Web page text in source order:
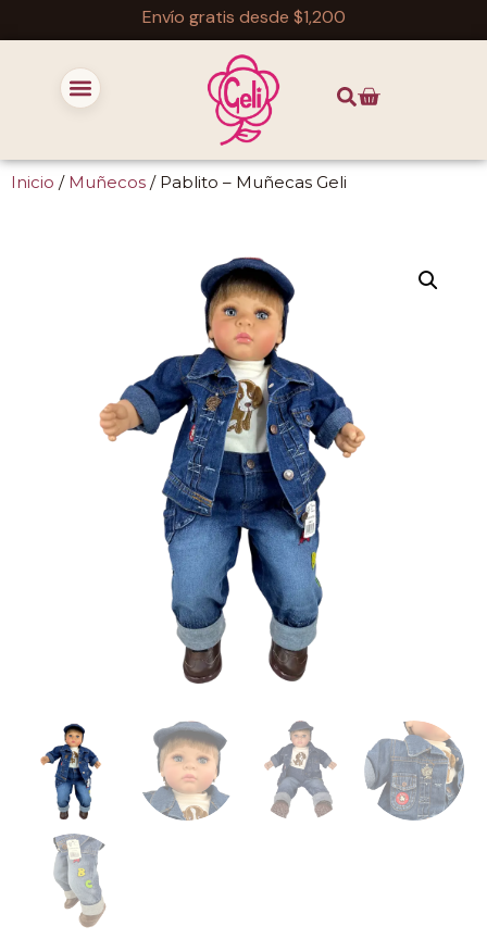
Envío gratis desde $1,200
Inicio / Muñecos / Pablito – Muñecas Geli